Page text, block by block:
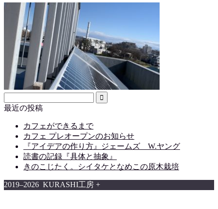
最近の投稿
カフェができるまで
カフェ プレオープンのお知らせ
『アイデアの作り方』ジェームズ W.ヤング
読書の記録『具体と抽象』
きのこじたく。シイタケとなめこの原木栽培
2019–2026 KURASHI工房 +